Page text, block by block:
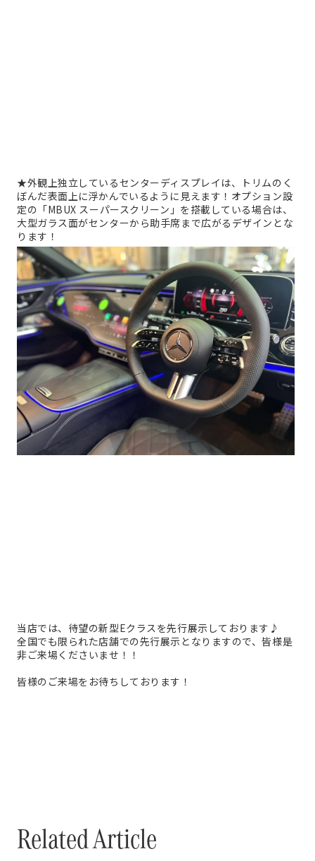
★外観上独立しているセンターディスプレイは、トリムのく
ぼんだ表面上に浮かんでいるように見えます！オプション設
定の「MBUX スーパースクリーン」を搭載している場合は、
大型ガラス面がセンターから助手席まで広がるデザインとな
ります！
当店では、待望の新型Eクラスを先行展示しております♪
全国でも限られた店舗での先行展示となりますので、皆様是
非ご来場くださいませ！！
皆様のご来場をお待ちしております！
Related Article